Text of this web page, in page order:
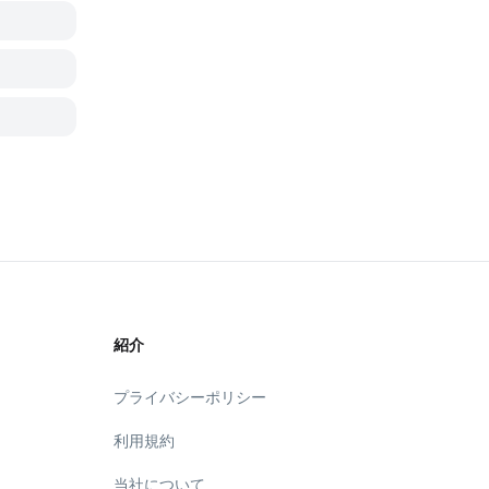
紹介
プライバシーポリシー
利用規約
当社について